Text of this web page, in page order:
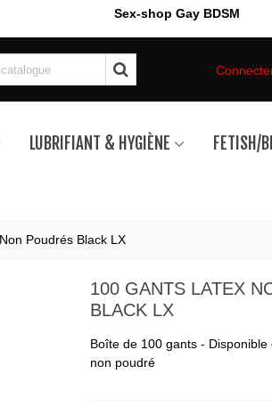
Sex-shop Gay BDSM
LUBRIFIANT & HYGIÈNE FETISH/
Poudrés Black LX
100 GANTS LATEX
BLACK LX
Boîte de 100 gants -
non poudré